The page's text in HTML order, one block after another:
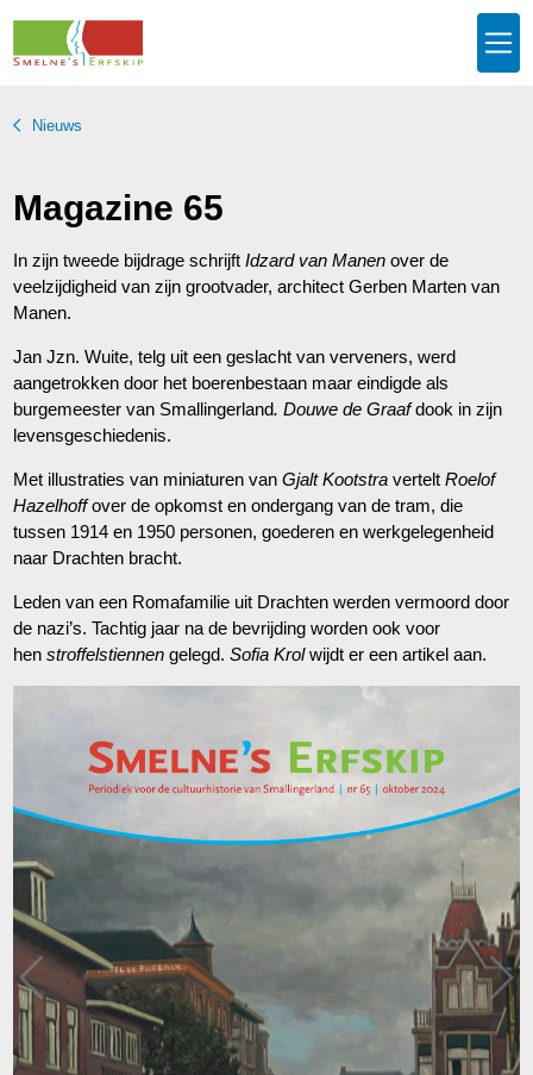
Nieuws
Magazine 65
In zijn tweede bijdrage schrijftIdzard van Manen over de
veelzijdigheid van zijn grootvader, architect Gerben Marten van
Manen.
Jan Jzn. Wuite, telg uit een geslacht van verveners, werd
aangetrokken door het boerenbestaan maar eindigde als
burgemeester van Smallingerland. Douwe de Graafdook in zijn
levensgeschiedenis.
Met illustraties van miniaturen vanGjalt Kootstra verteltRoelof
Hazelhoffover de opkomst en ondergang van de tram, die
tussen 1914 en 1950 personen, goederen en werkgelegenheid
naar Drachten bracht.
Leden van een Romafamilie uit Drachten werden vermoord door
de nazi’s. Tachtig jaar na de bevrijding worden ook voor
henstroffelstiennen gelegd.Sofia Krolwijdt er een artikel aan.